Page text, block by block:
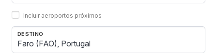
Incluir aeroportos próximos
DESTINO